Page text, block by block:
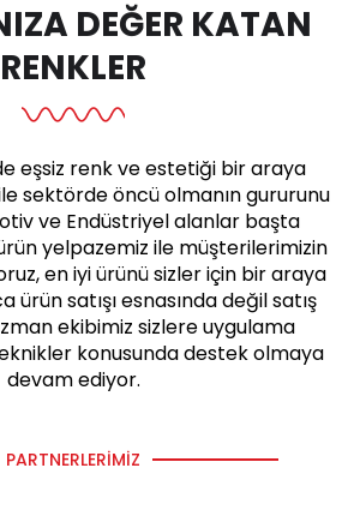
DEĞER KATAN
RENKLER
eşsiz renk ve estetiği bir araya
sektörde öncü olmanın gururunu
ve Endüstriyel alanlar başta
yelpazemiz ile müşterilerimizin
en iyi ürünü sizler için bir araya
ürün satışı esnasında değil satış
ekibimiz sizlere uygulama
konusunda destek olmaya
devam ediyor.
PARTNERLERIMIZ